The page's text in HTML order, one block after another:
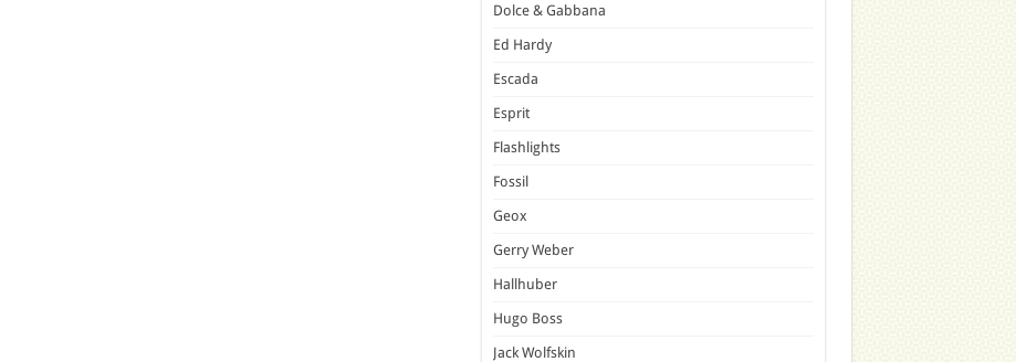
Dolce & Gabbana
Ed Hardy
Escada
Esprit
Flashlights
Fossil
Geox
Gerry Weber
Hallhuber
Hugo Boss
Jack Wolfskin